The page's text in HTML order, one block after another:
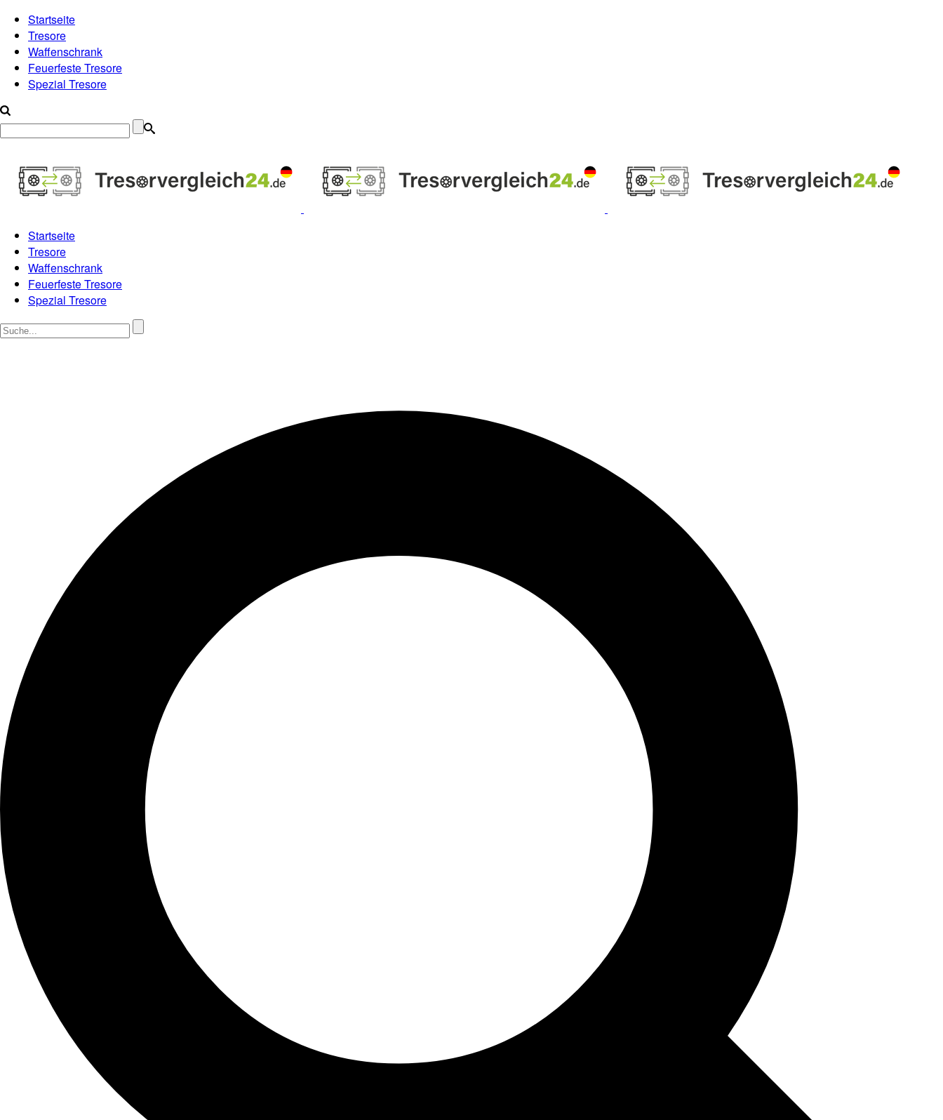
Startseite
Tresore
Waffenschrank
Feuerfeste Tresore
Spezial Tresore
Startseite
Tresore
Waffenschrank
Feuerfeste Tresore
Spezial Tresore